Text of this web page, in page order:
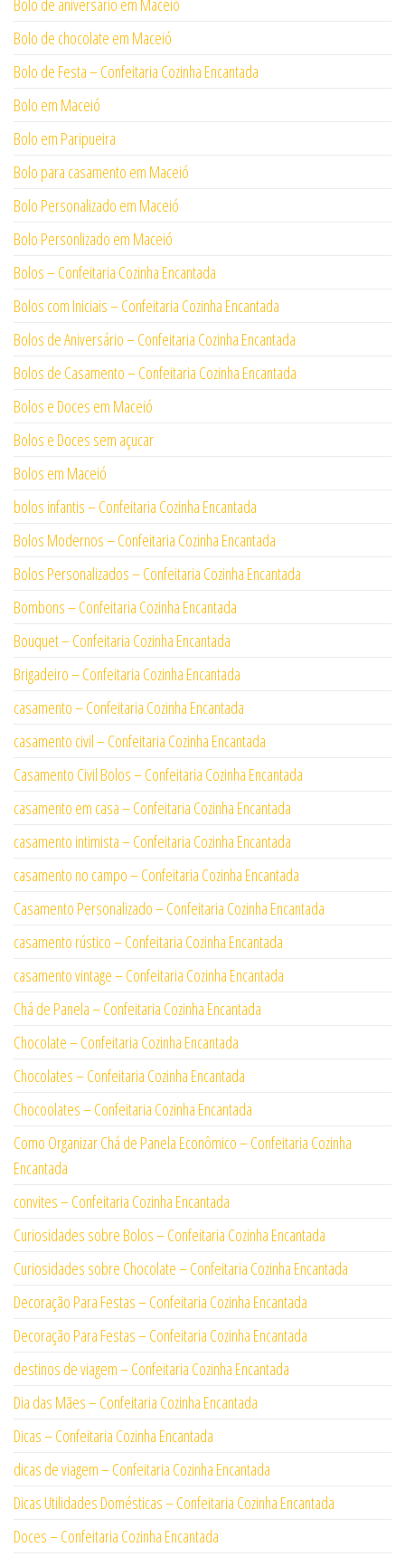
Bolo de aniversário em Maceió
Bolo de chocolate em Maceió
Bolo de Festa – Confeitaria Cozinha Encantada
Bolo em Maceió
Bolo em Paripueira
Bolo para casamento em Maceió
Bolo Personalizado em Maceió
Bolo Personlizado em Maceió
Bolos – Confeitaria Cozinha Encantada
Bolos com Iniciais – Confeitaria Cozinha Encantada
Bolos de Aniversário – Confeitaria Cozinha Encantada
Bolos de Casamento – Confeitaria Cozinha Encantada
Bolos e Doces em Maceió
Bolos e Doces sem açucar
Bolos em Maceió
bolos infantis – Confeitaria Cozinha Encantada
Bolos Modernos – Confeitaria Cozinha Encantada
Bolos Personalizados – Confeitaria Cozinha Encantada
Bombons – Confeitaria Cozinha Encantada
Bouquet – Confeitaria Cozinha Encantada
Brigadeiro – Confeitaria Cozinha Encantada
casamento – Confeitaria Cozinha Encantada
casamento civil – Confeitaria Cozinha Encantada
Casamento Civil Bolos – Confeitaria Cozinha Encantada
casamento em casa – Confeitaria Cozinha Encantada
casamento intimista – Confeitaria Cozinha Encantada
casamento no campo – Confeitaria Cozinha Encantada
Casamento Personalizado – Confeitaria Cozinha Encantada
casamento rústico – Confeitaria Cozinha Encantada
casamento vintage – Confeitaria Cozinha Encantada
Chá de Panela – Confeitaria Cozinha Encantada
Chocolate – Confeitaria Cozinha Encantada
Chocolates – Confeitaria Cozinha Encantada
Chocoolates – Confeitaria Cozinha Encantada
Como Organizar Chá de Panela Econômico – Confeitaria Cozinha
Encantada
convites – Confeitaria Cozinha Encantada
Curiosidades sobre Bolos – Confeitaria Cozinha Encantada
Curiosidades sobre Chocolate – Confeitaria Cozinha Encantada
Decoração Para Festas – Confeitaria Cozinha Encantada
Decoração Para Festas – Confeitaria Cozinha Encantada
destinos de viagem – Confeitaria Cozinha Encantada
Dia das Mães – Confeitaria Cozinha Encantada
Dicas – Confeitaria Cozinha Encantada
dicas de viagem – Confeitaria Cozinha Encantada
Dicas Utilidades Domésticas – Confeitaria Cozinha Encantada
Doces – Confeitaria Cozinha Encantada